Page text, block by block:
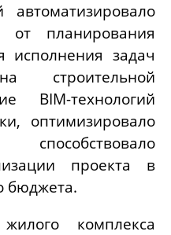
автоматизировало
планирования
исполнения задач
строительной
BIM-технологий
оптимизировало
проекта в
бюджета.
комплекса